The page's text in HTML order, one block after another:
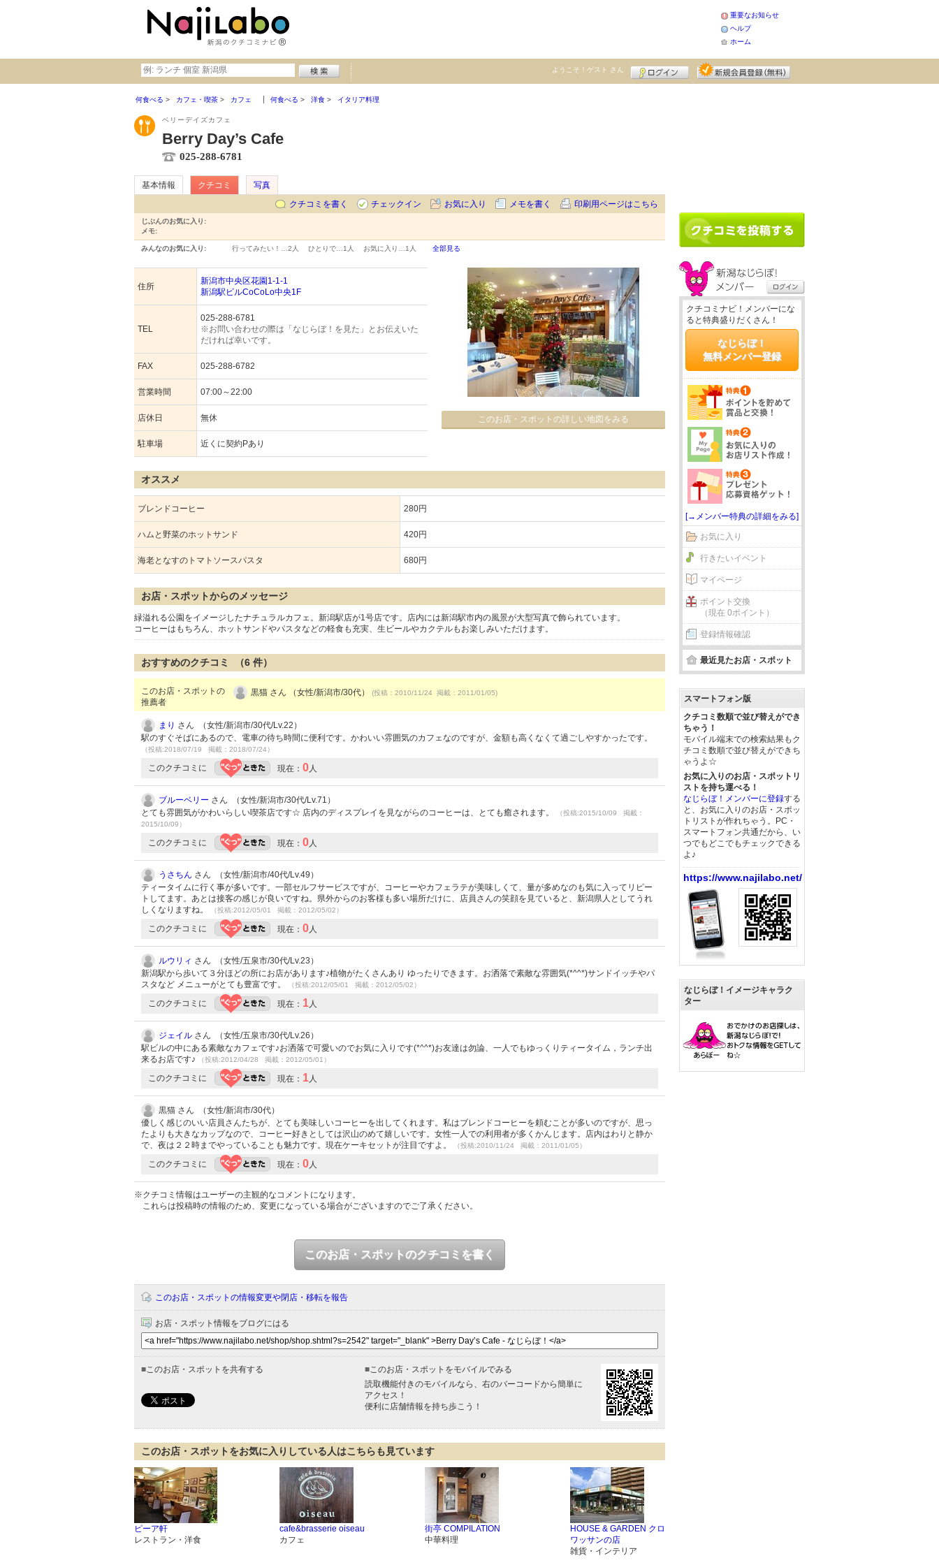
重要なお知らせ
ヘルプ
ホーム
ようこそ！ ゲスト さん
何食べる カフェ・喫茶 カフェ 何食べる 洋食 イタリア料理
ベリーデイズカフェ
Berry Day’s Cafe
025-288-6781
基本情報 クチコミ
写真
クチコミを書く
チェックイン お気に入り メモを書く 印刷用ページはこちら
じぶんのお気に入り:
メモ:
みんなのお気に入り: 行ってみたい！… 2人 ひとりで… 1人 お気に入り… 1人 全部見る
住所
新潟市中央区花園1-1-1
新潟駅ビルCoCoLo中央1F
TEL
025-288-6781
※お問い合わせの際は「なじらぼ！を見た」とお伝えいた
だければ幸いです。
FAX 025-288-6782
営業時間 07:00～22:00
店休日 無休
駐車場 近くに契約Pあり
このお店・スポットの詳しい地図をみる
オススメ
ブレンドコーヒー 280円
ハムと野菜のホットサンド 420円
海老となすのトマトソースパスタ 680円
お店・スポットからのメッセージ
緑溢れる公園をイメージしたナチュラルカフェ。新潟駅店が1号店です。店内には新潟駅市内の風景が大型写真で飾られています。
コーヒーはもちろん、ホットサンドやパスタなどの軽食も充実、生ビールやカクテルもお楽しみいただけます。
おすすめのクチコミ （6 件）
このお店・スポットの
推薦者
黒猫 さん （女性/新潟市/30代） (投稿：2010/11/24 掲載：2011/01/05)
まり さん （女性/新潟市/30代/Lv.22）
駅のすぐそばにあるので、電車の待ち時間に便利です。かわいい雰囲気のカフェなのですが、金額も高くなくて過ごしやすかったです。
（投稿:2018/07/19 掲載：2018/07/24）
このクチコミに 現在： 0人
ブルーベリー さん （女性/新潟市/30代/Lv.71）
とても雰囲気がかわいらしい喫茶店です☆ 店内のディスプレイを見ながらのコーヒーは、とても癒されます。
（投稿:2015/10/09 掲載：
2015/10/09）
このクチコミに 現在： 0人
うさちん さん （女性/新潟市/40代/Lv.49）
ティータイムに行く事が多いです。一部セルフサービスですが、コーヒーやカフェラテが美味しくて、量が多めなのも気に入ってリピー
トしてます。あとは接客の感じが良いですね。県外からのお客様も多い場所だけに、店員さんの笑顔を見ていると、新潟県人としてうれ
しくなりますね。
（投稿:2012/05/01 掲載：2012/05/02）
このクチコミに 現在： 0人
ルウリィ さん （女性/五泉市/30代/Lv.23）
新潟駅から歩いて３分ほどの所にお店があります♪植物がたくさんあり ゆったりできます。お洒落で素敵な雰囲気(*^^*)サンドイッチやパ
スタなど メニューがとても豊富です。
（投稿:2012/05/01 掲載：2012/05/02）
このクチコミに 現在： 1人
ジェイル さん （女性/五泉市/30代/Lv.26）
駅ビルの中にある素敵なカフェです♪お洒落で可愛いのでお気に入りです(*^^*)お友達は勿論、一人でもゆっくりティータイム，ランチ出
来るお店です♪
（投稿:2012/04/28 掲載：2012/05/01）
このクチコミに 現在： 1人
黒猫 さん （女性/新潟市/30代）
優しく感じのいい店員さんたちが、とても美味しいコーヒーを出してくれます。私はブレンドコーヒーを頼むことが多いのですが、思っ
たよりも大きなカップなので、コーヒー好きとしては沢山のめて嬉しいです。女性一人での利用者が多くかんじます。店内はわりと静か
で、夜は２２時までやっていることも魅力です。現在ケーキセットが注目ですよ。
（投稿:2010/11/24 掲載：2011/01/05）
このクチコミに 現在： 0人
※クチコミ情報はユーザーの主観的なコメントになります。
これらは投稿時の情報のため、変更になっている場合がございますのでご了承ください。
このお店・スポットのクチコミを書く
このお店・スポットの情報変更や閉店・移転を報告
お店・スポット情報をブログにはる
■このお店・スポットを共有する ■このお店・スポットをモバイルでみる
読取機能付きのモバイルなら、右のバーコードから簡単に
アクセス！
便利に店舗情報を持ち歩こう！
このお店・スポットをお気に入りしている人はこちらも見ています
ピーア軒
レストラン・洋食
cafe&brasserie oiseau
カフェ
街亭 COMPILATION
中華料理
HOUSE & GARDEN クロ
ワッサンの店
雑貨・インテリア
クチコミナビ！メンバーにな
ると特典盛りだくさん！
なじらぼ！
無料メンバー登録
[→メンバー特典の詳細をみる]
お気に入り
行きたいイベント
マイページ
ポイント交換
（現在 0ポイント）
登録情報確認
最近見たお店・スポット
スマートフォン版
クチコミ数順で並び替えができ
ちゃう！
モバイル端末での検索結果もク
チコミ数順で並び替えができち
ゃうよ☆
お気に入りのお店・スポットリ
ストを持ち運べる！
なじらぼ！メンバーに登録する
と、お気に入りのお店・スポッ
トリストが作れちゃう。PC・
スマートフォン共通だから、い
つでもどこでもチェックできる
よ♪
https://www.najilabo.net/
なじらぼ！イメージキャラク
ター